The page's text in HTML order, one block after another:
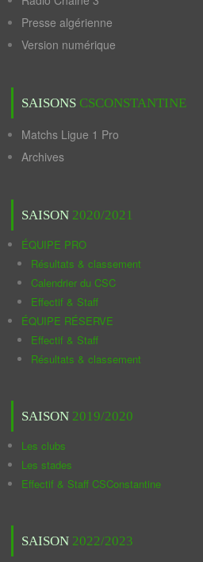
Presse algérienne
Version numérique
SAISONS CSCONSTANTINE
Matchs Ligue 1 Pro
Archives
SAISON 2020/2021
ÉQUIPE PRO
Résultats & classement
Calendrier du CSC
Effectif & Staff
ÉQUIPE RÉSERVE
Effectif & Staff
Résultats & classement
SAISON 2019/2020
Les clubs
Les stades
Effectif & Staff CSConstantine
SAISON 2022/2023